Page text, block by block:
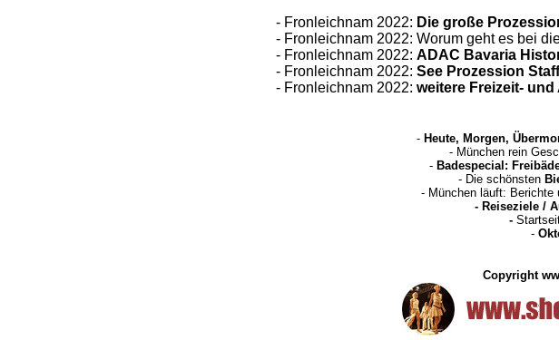
- Fronleichnam 2022: Die große
- Fronleichnam 2022: Worum geht es bei
- Fronleichnam 2022: ADAC Bavaria
- Fronleichnam 2022: See Prozession
- Fronleichnam 2022: weitere Freizeit-
- Heute, Morgen,
- München rein
- Badespecial:
- Die schönsten
- München läuft: Berichte
- Reiseziele /
-
-
Copyright